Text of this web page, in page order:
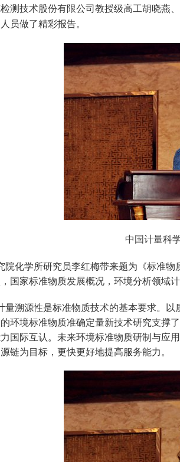
测技术股份有限公司教授级高工胡晓燕
员做了精彩报告。
中国计量科
化学所研究员李红梅带来题为《标准物
国家标准物质发展概况，环境分析领域
溯源性是标准物质技术的基本要求。以
环境标准物质准确定量新技术研究支撑
国际互认。未来环境标准物质研制与应
链为目标，更快更好地提高服务能力。